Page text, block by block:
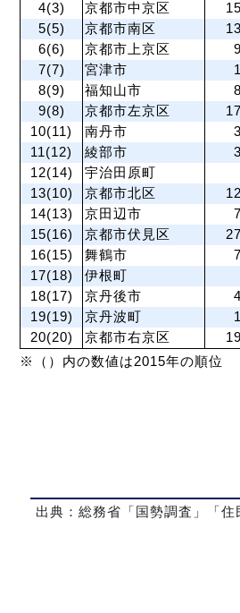
4(3)
京都市中京区
5(5)
京都市南区
6(6)
京都市上京区
7(7)
宮津市
8(9)
福知山市
9(8)
京都市左京区
10(11)
南丹市
11(12)
綾部市
12(14)
宇治田原町
13(10)
京都市北区
14(13)
京田辺市
15(16)
京都市伏見区
16(15)
舞鶴市
17(18)
伊根町
18(17)
京丹後市
19(19)
京丹波町
20(20)
京都市右京区
※（）内の数値は2015年の順位
出典：総務省「国勢調査」「